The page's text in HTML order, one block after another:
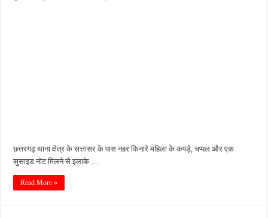
छत्तरगढ़ थाना क्षेत्र के सत्तासर के पास नहर किनारे महिला के कपड़े, चप्पल और एक
सुसाइड नोट मिलने से इलाके …
Read More »